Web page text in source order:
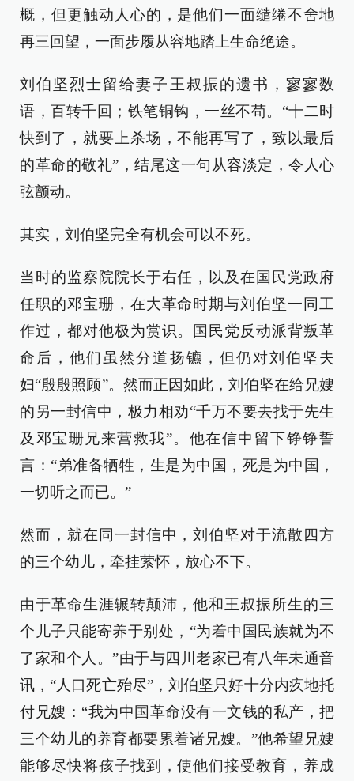
概，但更触动人心的，是他们一面缱绻不舍地
再三回望，一面步履从容地踏上生命绝途。
刘伯坚烈士留给妻子王叔振的遗书，寥寥数
语，百转千回；铁笔铜钩，一丝不苟。“十二时
快到了，就要上杀场，不能再写了，致以最后
的革命的敬礼”，结尾这一句从容淡定，令人心
弦颤动。
其实，刘伯坚完全有机会可以不死。
当时的监察院院长于右任，以及在国民党政府
任职的邓宝珊，在大革命时期与刘伯坚一同工
作过，都对他极为赏识。国民党反动派背叛革
命后，他们虽然分道扬镳，但仍对刘伯坚夫
妇“殷殷照顾”。然而正因如此，刘伯坚在给兄嫂
的另一封信中，极力相劝“千万不要去找于先生
及邓宝珊兄来营救我”。他在信中留下铮铮誓
言：“弟准备牺牲，生是为中国，死是为中国，
一切听之而已。”
然而，就在同一封信中，刘伯坚对于流散四方
的三个幼儿，牵挂萦怀，放心不下。
由于革命生涯辗转颠沛，他和王叔振所生的三
个儿子只能寄养于别处，“为着中国民族就为不
了家和个人。”由于与四川老家已有八年未通音
讯，“人口死亡殆尽”，刘伯坚只好十分内疚地托
付兄嫂：“我为中国革命没有一文钱的私产，把
三个幼儿的养育都要累着诸兄嫂。”他希望兄嫂
能够尽快将孩子找到，使他们接受教育，养成